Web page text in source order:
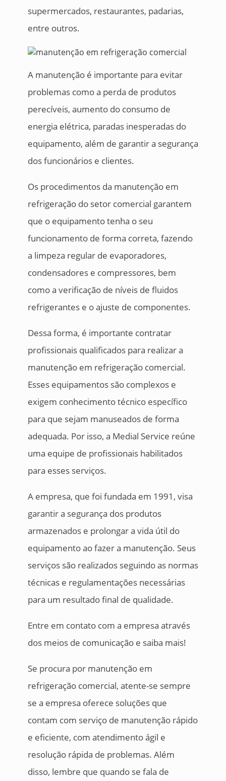
supermercados, restaurantes, padarias,
entre outros.
A manutenção é importante para evitar
problemas como a perda de produtos
perecíveis, aumento do consumo de
energia elétrica, paradas inesperadas do
equipamento, além de garantir a segurança
dos funcionários e clientes.
Os procedimentos da manutenção em
refrigeração do setor comercial garantem
que o equipamento tenha o seu
funcionamento de forma correta, fazendo
a limpeza regular de evaporadores,
condensadores e compressores, bem
como a verificação de níveis de fluidos
refrigerantes e o ajuste de componentes.
Dessa forma, é importante contratar
profissionais qualificados para realizar a
manutenção em refrigeração comercial.
Esses equipamentos são complexos e
exigem conhecimento técnico específico
para que sejam manuseados de forma
adequada. Por isso, a Medial Service reúne
uma equipe de profissionais habilitados
para esses serviços.
A empresa, que foi fundada em 1991, visa
garantir a segurança dos produtos
armazenados e prolongar a vida útil do
equipamento ao fazer a manutenção. Seus
serviços são realizados seguindo as normas
técnicas e regulamentações necessárias
para um resultado final de qualidade.
Entre em contato com a empresa através
dos meios de comunicação e saiba mais!
Se procura por manutenção em
refrigeração comercial, atente-se sempre
se a empresa oferece soluções que
contam com serviço de manutenção rápido
e eficiente, com atendimento ágil e
resolução rápida de problemas. Além
disso, lembre que quando se fala de